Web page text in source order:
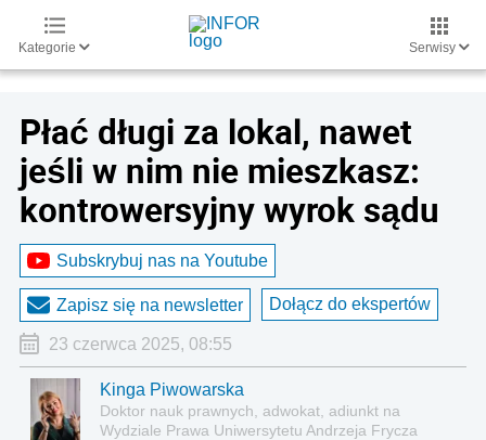
Kategorie Serwisy
Płać długi za lokal, nawet
jeśli w nim nie mieszkasz:
kontrowersyjny wyrok sądu
Subskrybuj nas na Youtube
Zapisz się na newsletter Dołącz do ekspertów
23 czerwca 2025, 08:55
Kinga Piwowarska
Doktor nauk prawnych, adwokat, adiunkt na
Wydziale Prawa Uniwersytetu Andrzeja Frycza